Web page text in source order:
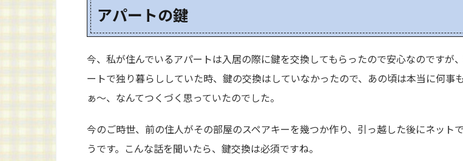
アパートの鍵
今、私が住んでいるアパートは入居の際に鍵を交換してもらったので安心なのですが
ートで独り暮らししていた時、鍵の交換はしていなかったので、あの頃は本当に何事
ぁ～、なんてつくづく思っていたのでした。
今のご時世、前の住人がその部屋のスペアキーを幾つか作り、引っ越した後にネット
うです。こんな話を聞いたら、鍵交換は必須ですね。